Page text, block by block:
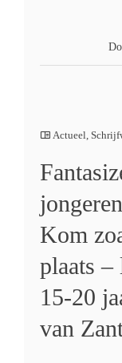
Actueel,
Kom
plaats –
15-20
van